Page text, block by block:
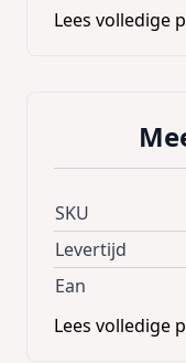
Start d.m.v.
Volledig
Echt werkende
Inclusief
Oplaadtijd: ±7
Speeltijd met
Afmetingen:
Lees volledige
SKU
Levertijd
Ean
Lees volledige